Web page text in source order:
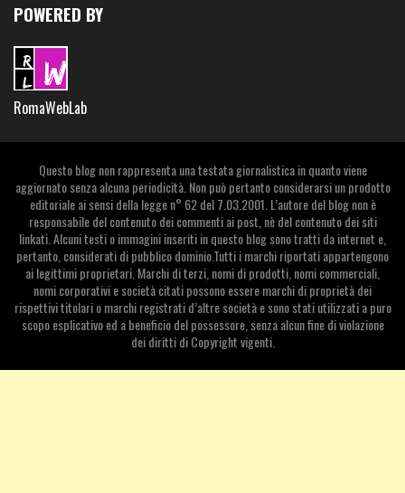
POWERED BY
RomaWebLab
Questo blog non rappresenta una testata giornalistica in quanto viene
aggiornato senza alcuna periodicità. Non può pertanto considerarsi un prodotto
editoriale ai sensi della legge n° 62 del 7.03.2001. L’autore del blog non è
responsabile del contenuto dei commenti ai post, nè del contenuto dei siti
linkati. Alcuni testi o immagini inseriti in questo blog sono tratti da internet e,
pertanto, considerati di pubblico dominio.Tutti i marchi riportati appartengono
ai legittimi proprietari. Marchi di terzi, nomi di prodotti, nomi commerciali,
nomi corporativi e società citati possono essere marchi di proprietà dei
rispettivi titolari o marchi registrati d’altre società e sono stati utilizzati a puro
scopo esplicativo ed a beneficio del possessore, senza alcun fine di violazione
dei diritti di Copyright vigenti.